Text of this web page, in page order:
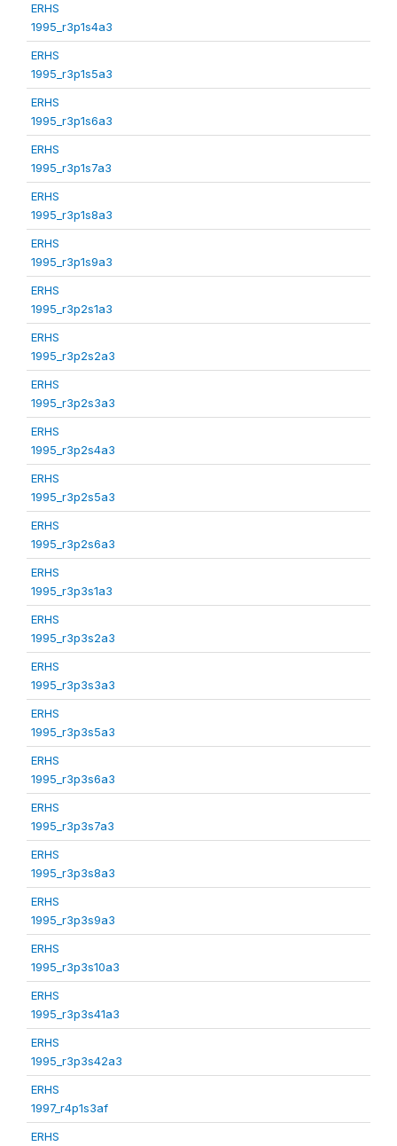
ERHS
1995_r3p1s4a3
ERHS
1995_r3p1s5a3
ERHS
1995_r3p1s6a3
ERHS
1995_r3p1s7a3
ERHS
1995_r3p1s8a3
ERHS
1995_r3p1s9a3
ERHS
1995_r3p2s1a3
ERHS
1995_r3p2s2a3
ERHS
1995_r3p2s3a3
ERHS
1995_r3p2s4a3
ERHS
1995_r3p2s5a3
ERHS
1995_r3p2s6a3
ERHS
1995_r3p3s1a3
ERHS
1995_r3p3s2a3
ERHS
1995_r3p3s3a3
ERHS
1995_r3p3s5a3
ERHS
1995_r3p3s6a3
ERHS
1995_r3p3s7a3
ERHS
1995_r3p3s8a3
ERHS
1995_r3p3s9a3
ERHS
1995_r3p3s10a3
ERHS
1995_r3p3s41a3
ERHS
1995_r3p3s42a3
ERHS
1997_r4p1s3af
ERHS